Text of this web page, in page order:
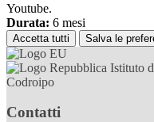
Youtube.
Durata: 6 mesi
Accetta tutti Salva le
Istituto
Codroipo
Contatti